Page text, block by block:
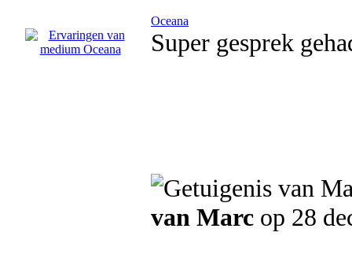
Oceana
Super gesprek
van Marc op 28